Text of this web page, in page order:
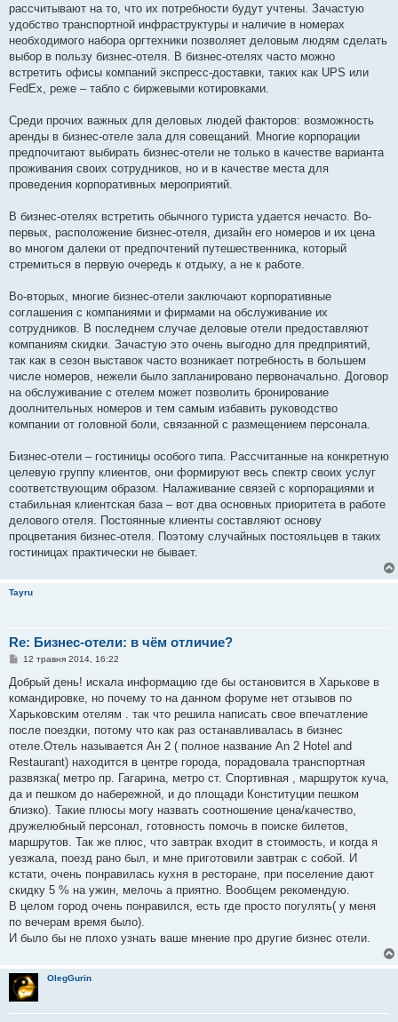
рассчитывают на то, что их потребности будут учтены. Зачастую
удобство транспортной инфраструктуры и наличие в номерах
необходимого набора оргтехники позволяет деловым людям сделать
выбор в пользу бизнес-отеля. В бизнес-отелях часто можно
встретить офисы компаний экспресс-доставки, таких как UPS или
FedEx, реже – табло с биржевыми котировками.
Среди прочих важных для деловых людей факторов: возможность
аренды в бизнес-отеле зала для совещаний. Многие корпорации
предпочитают выбирать бизнес-отели не только в качестве варианта
проживания своих сотрудников, но и в качестве места для
проведения корпоративных мероприятий.
В бизнес-отелях встретить обычного туриста удается нечасто. Во-
первых, расположение бизнес-отеля, дизайн его номеров и их цена
во многом далеки от предпочтений путешественника, который
стремиться в первую очередь к отдыху, а не к работе.
Во-вторых, многие бизнес-отели заключают корпоративные
соглашения с компаниями и фирмами на обслуживание их
сотрудников. В последнем случае деловые отели предоставляют
компаниям скидки. Зачастую это очень выгодно для предприятий,
так как в сезон выставок часто возникает потребность в большем
числе номеров, нежели было запланировано первоначально. Договор
на обслуживание с отелем может позволить бронирование
доолнительных номеров и тем самым избавить руководство
компании от головной боли, связанной с размещением персонала.
Бизнес-отели – гостиницы особого типа. Рассчитанные на конкретную
целевую группу клиентов, они формируют весь спектр своих услуг
соответствующим образом. Налаживание связей с корпорациями и
стабильная клиентская база – вот два основных приоритета в работе
делового отеля. Постоянные клиенты составляют основу
процветания бизнес-отеля. Поэтому случайных постояльцев в таких
гостиницах практически не бывает.
Tayru
Re: Бизнес-отели: в чём отличие?
П
в
д
о
м
л
е
н
я
12 травня 2014, 16:22
Добрый день! искала информацию где бы остановится в Харькове в
командировке, но почему то на данном форуме нет отзывов по
Харьковским отелям . так что решила написать свое впечатление
после поездки, потому что как раз останавливалась в бизнес
отеле.Отель называется Ан 2 ( полное название An 2 Hotel and
Restaurant) находится в центре города, порадовала транспортная
развязка( метро пр. Гагарина, метро ст. Спортивная , маршруток куча,
да и пешком до набережной, и до площади Конституции пешком
близко). Такие плюсы могу назвать соотношение цена/качество,
дружелюбный персонал, готовность помочь в поиске билетов,
маршрутов. Так же плюс, что завтрак входит в стоимость, и когда я
уезжала, поезд рано был, и мне приготовили завтрак с собой. И
кстати, очень понравилась кухня в ресторане, при поселение дают
скидку 5 % на ужин, мелочь а приятно. Вообщем рекомендую.
В целом город очень понравился, есть где просто погулять( у меня
по вечерам время было).
И было бы не плохо узнать ваше мнение про другие бизнес отели.
OlegGurin